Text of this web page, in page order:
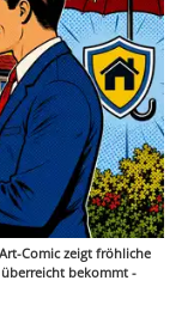
Comic zeigt fröhliche
überreicht bekommt -